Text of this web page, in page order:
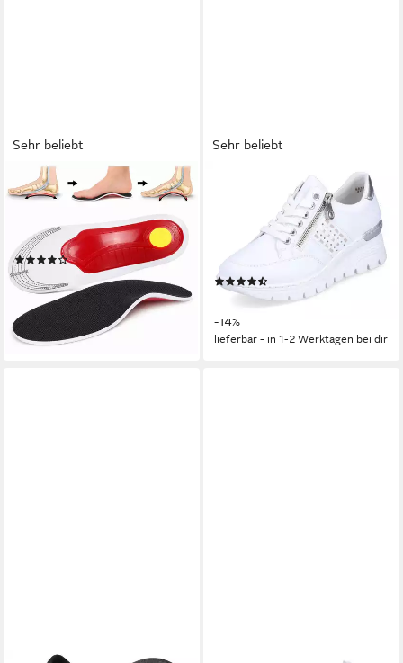
Sehr beliebt
COOL-I ®
Einlegesohlen Orthopädische
3D-Einlegesohlen, Für Alltag,
Sport & Freizeit
(74)
12,99 € UVP23,99 €
lieferbar - in 3-4 Werktagen bei dir
Sehr beliebt
Wedgesneaker mit seitlichen
Flechtdurchzügen,
Freizeitschuh, Halbschuh,
Schnürschuh
ab 60,39 € UVP69,95 €
-14%
lieferbar - in 1-2 Werktagen bei dir